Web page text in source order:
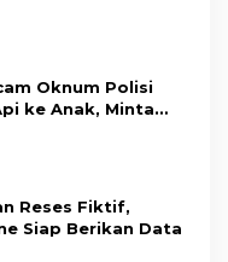
Oknum Polisi
ke Anak, Minta
Tegas
Reses Fiktif,
Siap Berikan Data